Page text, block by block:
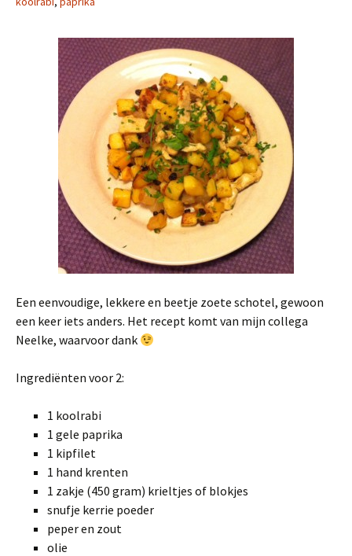
Een eenvoudige, lekkere en beetje zoete schotel, gewoon
een keer iets anders. Het recept komt van mijn collega
Neelke, waarvoor dank
Ingrediënten voor 2:
1 koolrabi
1 gele paprika
1 kipfilet
1 hand krenten
1 zakje (450 gram) krieltjes of blokjes
snufje kerrie poeder
peper en zout
olie